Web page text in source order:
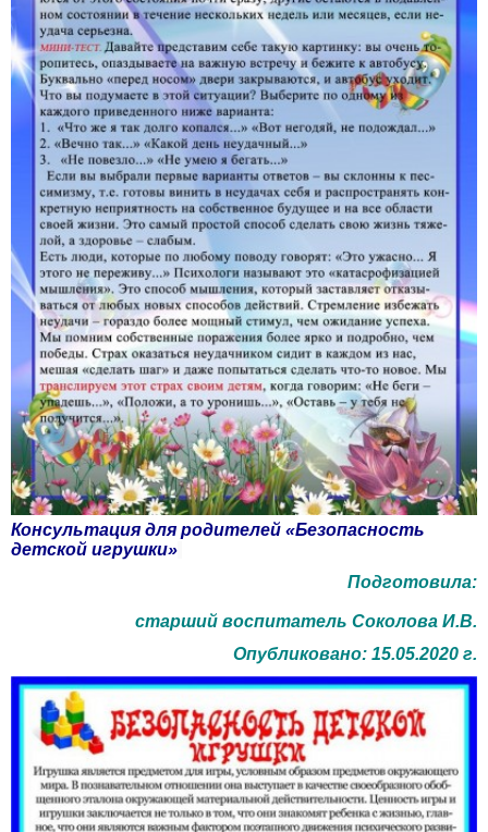
Консультация для родителей «Безопасность
детской игрушки»
Подготовила:
старший воспитатель Соколова И.В.
Опубликовано: 15.05.2020 г.